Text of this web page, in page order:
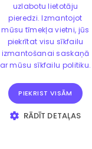
uzlabotu lietotāju
pieredzi. Izmantojot
mūsu tīmekļa vietni, jūs
piekrītat visu sīkfailu
izmantošanai saskaņā
ar mūsu sīkfailu politiku.
PIEKRIST VISĀM
RĀDĪT DETAĻAS